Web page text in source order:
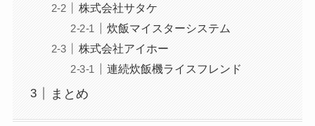
株式会社サタケ
炊飯マイスターシステム
株式会社アイホー
連続炊飯機ライスフレンド
まとめ